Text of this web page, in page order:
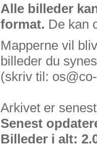
Alle billeder
format. De kan
Mapperne vil
billeder du
(skriv til:
Arkivet er
Senest
Billeder i alt: